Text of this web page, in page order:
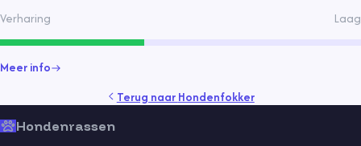
Verharing Laag
Meer info
Terug naarHondenfokker
Hondenrassen